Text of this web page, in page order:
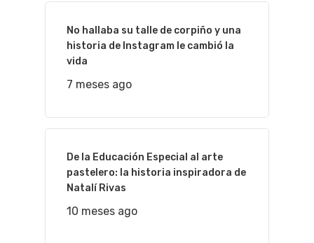
No hallaba su talle de corpiño y una
historia de Instagram le cambió la
vida
7 meses ago
De la Educación Especial al arte
pastelero: la historia inspiradora de
Natalí Rivas
10 meses ago